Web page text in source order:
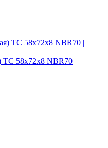
TC 58х72х8 NBR70